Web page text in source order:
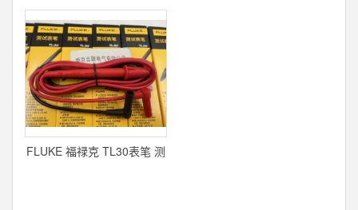
FLUKE 福禄克 TL30表笔 测